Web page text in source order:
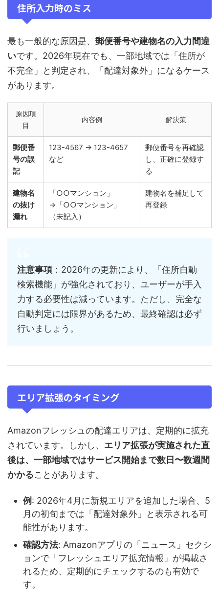
住所入力時のミス
最も一般的な原因是、 郵便番号や建物名の入力間違
いです。2026年現在でも、一部地域では「住所が
不完全」と判定され、「配達対象外」になるケース
があります。
原因項
目
内容例 解決策
郵便番
号の誤
記
123-4567 → 123-4657
など
郵便番号を再確認
し、正確に登録す
る
建物名
の抜け
漏れ
「○○マンション」
→「○○マンション」
（未記入）
建物名を補足して
再登録
注意事項 ：2026年の更新により、「住所自動
検索機能」が強化されており、ユーザーが手入
力する必要性は減っています。ただし、完全な
自動判定には限界があるため、最終確認は必ず
行いましょう。
エリア拡張のタイミング
Amazonフレッシュの配達エリアは、定期的に拡充
されています。しかし、 エリア拡張が実施された直
後は、一部地域ではサービス開始まで数日〜数週間
かかることがあります。
例: 2026年4月に新規エリアを追加した場合、5
月の初旬までは「配達対象外」と表示される可
能性があります。
確認方法: Amazonアプリの「ニュース」セクシ
ョンで「フレッシュエリア拡充情報」が掲載さ
れるため、定期的にチェックするのも有効で
す。